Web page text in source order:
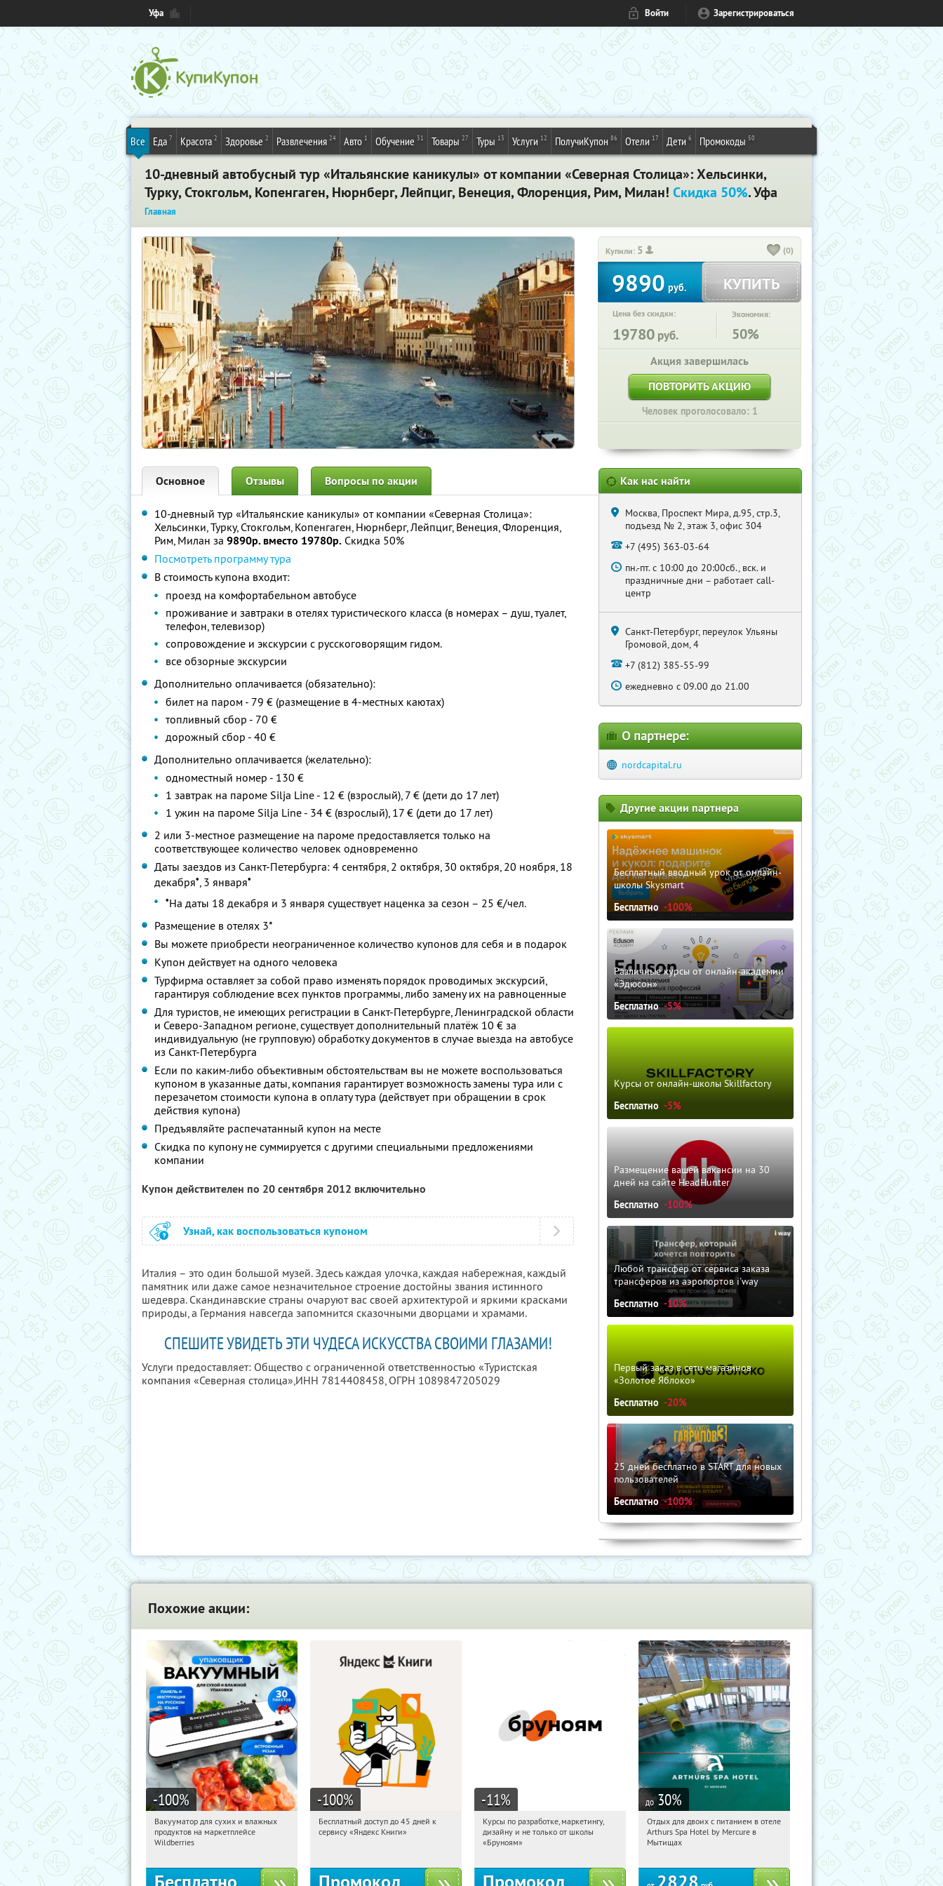
Уфа Войти Зарегистрироваться
Все Еда 7 Красота 2 Здоровье 2 Развлечения 24 Авто 1 Обучение 31 Товары 27 Туры 13 Услуги 12 ПолучиКупон 86 Отели 17 Дети 6 Промокоды 50
10-дневный автобусный тур «Итальянские каникулы» от компании «Северная Столица»: Хельсинки,
Турку, Стокгольм, Копенгаген, Нюрнберг, Лейпциг, Венеция, Флоренция, Рим, Милан! Скидка 50%. Уфа
Главная
Купили: 5 (0)
9890руб. КУПИТЬ
Цена без скидки:
19780 руб.
Экономия:
50%
Акция завершилась
ПОВТОРИТЬ АКЦИЮ
Человек проголосовало: 1
Основное Отзывы Вопросы по акции
10-дневный тур «Итальянские каникулы» от компании «Северная Столица»:
Хельсинки, Турку, Стокгольм, Копенгаген, Нюрнберг, Лейпциг, Венеция, Флоренция,
Рим, Милан за 9890р. вместо 19780р. Скидка 50%
Посмотреть программу тура
В стоимость купона входит:
проезд на комфортабельном автобусе
проживание и завтраки в отелях туристического класса (в номерах – душ, туалет,
телефон, телевизор)
сопровождение и экскурсии с русскоговорящим гидом.
все обзорные экскурсии
Дополнительно оплачивается (обязательно):
билет на паром - 79 € (размещение в 4-местных каютах)
топливный сбор - 70 €
дорожный сбор - 40 €
Дополнительно оплачивается (желательно):
одноместный номер - 130 €
1 завтрак на пароме Silja Line - 12 € (взрослый), 7 € (дети до 17 лет)
1 ужин на пароме Silja Line - 34 € (взрослый), 17 € (дети до 17 лет)
2 или 3-местное размещение на пароме предоставляется только на
соответствующее количество человек одновременно
Даты заездов из Санкт-Петербурга: 4 сентября, 2 октября, 30 октября, 20 ноября, 18
декабря•, 3 января•
•На даты 18 декабря и 3 января существует наценка за сезон – 25 €/чел.
Размещение в отелях 3*
Вы можете приобрести неограниченное количество купонов для себя и в подарок
Купон действует на одного человека
Турфирма оставляет за собой право изменять порядок проводимых экскурсий,
гарантируя соблюдение всех пунктов программы, либо замену их на равноценные
Для туристов, не имеющих регистрации в Санкт-Петербурге, Ленинградской области
и Северо-Западном регионе, существует дополнительный платёж 10 € за
индивидуальную (не групповую) обработку документов в случае выезда на автобусе
из Санкт-Петербурга
Если по каким-либо объективным обстоятельствам вы не можете воспользоваться
купоном в указанные даты, компания гарантирует возможность замены тура или с
перезачетом стоимости купона в оплату тура (действует при обращении в срок
действия купона)
Предъявляйте распечатанный купон на месте
Скидка по купону не суммируется с другими специальными предложениями
компании
Купон действителен по 20 сентября 2012 включительно
Узнай, как воспользоваться купоном
Италия – это один большой музей. Здесь каждая улочка, каждая набережная, каждый
памятник или даже самое незначительное строение достойны звания истинного
шедевра. Скандинавские страны очаруют вас своей архитектурой и яркими красками
природы, а Германия навсегда запомнится сказочными дворцами и храмами.
СПЕШИТЕ УВИДЕТЬ ЭТИ ЧУДЕСА ИСКУССТВА СВОИМИ ГЛАЗАМИ!
Услуги предоставляет: Общество с ограниченной ответственностью «Туристская
компания «Северная столица», ИНН 7814408458 , ОГРН 1089847205029
Как нас найти
Москва, Проспект Мира, д.95, стр.3,
подъезд № 2, этаж 3, офис 304
+7 (495) 363-03-64
пн.-пт. с 10:00 до 20:00сб., вск. и
праздничные дни – работает call-
центр
Санкт-Петербург, переулок Ульяны
Громовой, дом, 4
+7 (812) 385-55-99
ежедневно с 09.00 до 21.00
О партнере:
nordcapital.ru
Другие акции партнера
Бесплатный вводный урок от онлайн-
школы Skysmart
Бесплатно -100%
Различные курсы от онлайн-академии
«Эдюсон»
Бесплатно -5%
Курсы от онлайн-школы Skillfactory
Бесплатно -5%
Размещение вашей вакансии на 30
дней на сайте HeadHunter
Бесплатно -100%
Любой трансфер от сервиса заказа
трансферов из аэропортов i'way
Бесплатно -10%
Первый заказ в сети магазинов
«Золотое Яблоко»
Бесплатно -20%
25 дней бесплатно в START для новых
пользователей
Бесплатно -100%
Похожие акции:
-100%
12:44:57 Получили:186
Россия
Вакууматор для сухих и влажных
продуктов на маркетплейсе
Wildberries
-100%
12:44:57
Получи первым!
Бесплатный доступ до 45 дней к
сервису «Яндекс Книги»
-11%
12:44:57
Получи первым!
Россия
Курсы по разработке, маркетингу,
дизайну и не только от школы
«Бруноям»
до 30%
12:44:57
Купи первым!
Московская обл., г. Мытищи, д.
Отдых для двоих с питанием в отеле
Arthurs Spa Hotel by Mercure в
Мытищах